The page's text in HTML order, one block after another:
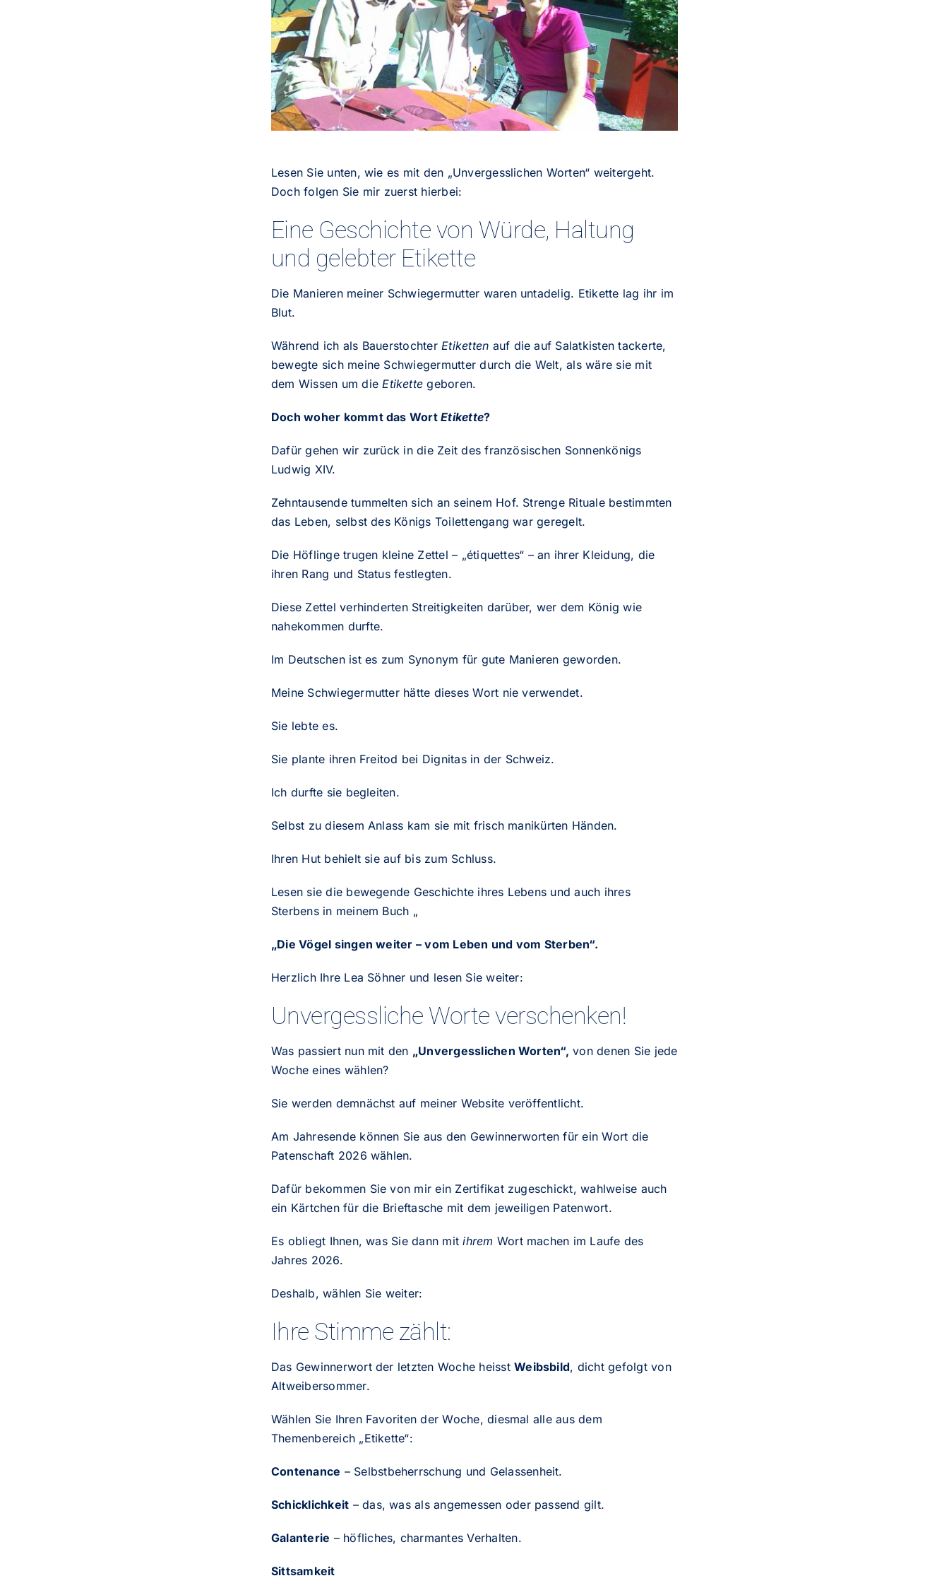
Lesen Sie unten, wie es mit den „Unvergesslichen Worten“ weitergeht.
Doch folgen Sie mir zuerst hierbei:
Eine Geschichte von Würde, Haltung
und gelebter Etikette
Die Manieren meiner Schwiegermutter waren untadelig. Etikette lag ihr im
Blut.
Während ich als Bauerstochter Etiketten auf die auf Salatkisten tackerte,
bewegte sich meine Schwiegermutter durch die Welt, als wäre sie mit
dem Wissen um die Etikette geboren.
Doch woher kommt das WortEtikette?
Dafür gehen wir zurück in die Zeit des französischen Sonnenkönigs
Ludwig XIV.
Zehntausende tummelten sich an seinem Hof. Strenge Rituale bestimmten
das Leben, selbst des Königs Toilettengang war geregelt.
Die Höflinge trugen kleine Zettel – „étiquettes“ – an ihrer Kleidung, die
ihren Rang und Status festlegten.
Diese Zettel verhinderten Streitigkeiten darüber, wer dem König wie
nahekommen durfte.
Im Deutschen ist es zum Synonym für gute Manieren geworden.
Meine Schwiegermutter hätte dieses Wort nie verwendet.
Sie lebte es.
Sie plante ihren Freitod bei Dignitasin der Schweiz.
Ich durfte sie begleiten.
Selbst zu diesem Anlass kam sie mit frisch manikürten Händen.
Ihren Hut behielt sie auf bis zum Schluss.
Lesen sie die bewegende Geschichte ihres Lebens und auch ihres
Sterbens in meinem Buch „
„Die Vögel singen weiter – vom Leben und vom Sterben“.
Herzlich Ihre Lea Söhner und lesen Sie weiter:
Unvergessliche Worte verschenken!
Was passiert nun mit den „Unvergesslichen Worten“, von denen Sie jede
Woche eines wählen?
Sie werden demnächst auf meiner Website veröffentlicht.
Am Jahresende können Sie aus den Gewinnerworten für ein Wort die
Patenschaft 2026 wählen.
Dafür bekommen Sie von mir ein Zertifikat zugeschickt, wahlweise auch
ein Kärtchen für die Brieftasche mit dem jeweiligen Patenwort.
Es obliegt Ihnen, was Sie dann mitihrem Wort machen im Laufe des
Jahres 2026.
Deshalb, wählen Sie weiter:
Ihre Stimme zählt:
Das Gewinnerwort der letzten Woche heisstWeibsbild, dicht gefolgt von
Altweibersommer.
Wählen Sie Ihren Favoriten der Woche, diesmal alle aus dem
Themenbereich „Etikette“:
Contenance – Selbstbeherrschung und Gelassenheit.
Schicklichkeit – das, was als angemessen oder passend gilt.
Galanterie – höfliches, charmantes Verhalten.
Sittsamkeit